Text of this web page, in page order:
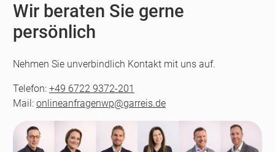
Wir beraten Sie gerne
persönlich
Nehmen Sie unverbindlich Kontakt mit uns auf.
Telefon: +49 6722 9372-201
Mail: onlineanfragenwp@garreis.de